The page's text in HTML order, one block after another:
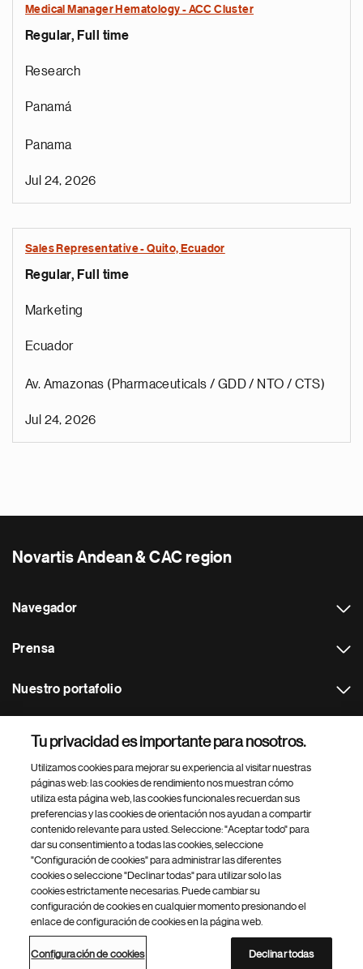
Medical Manager Hematology - ACC Cluster
Regular, Full time
Research
Panamá
Panama
Jul 24, 2026
Sales Representative - Quito, Ecuador
Regular, Full time
Marketing
Ecuador
Av. Amazonas (Pharmaceuticals / GDD / NTO / CTS)
Jul 24, 2026
Novartis Andean & CAC region
Navegador
Prensa
Nuestro portafolio
Footer Site Search
inferior
del
© 2026 Novartis AG
Política de privacidad Términos de uso
Accesibilidad
Configuración de cookies
Mapa del sitio
Tu privacidad es importante para nosotros.
Utilizamos cookies para mejorar su experiencia al visitar nuestras
páginas web: las cookies de rendimiento nos muestran cómo
utiliza esta página web, las cookies funcionales recuerdan sus
preferencias y las cookies de orientación nos ayudan a compartir
contenido relevante para usted. Seleccione: "Aceptar todo" para
dar su consentimiento a todas las cookies, seleccione
"Configuración de cookies" para administrar las diferentes
cookies o seleccione "Declinar todas" para utilizar solo las
cookies estrictamente necesarias. Puede cambiar su
configuración de cookies en cualquier momento presionando el
enlace de configuración de cookies en la página web.
Configuración de cookies Declinar todas